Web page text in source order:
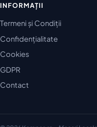
INFORMAȚII
Termeni și Condiții
Confidențialitate
Cookies
GDPR
Contact